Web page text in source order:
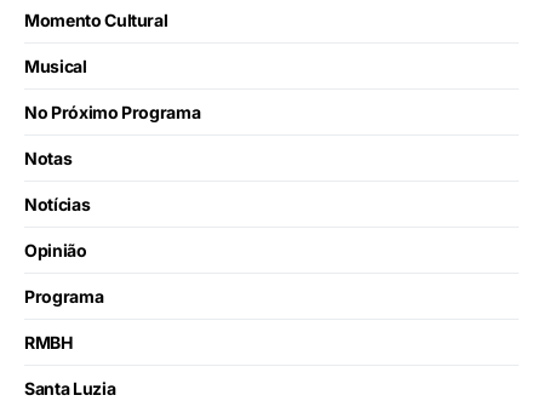
Momento Cultural
Musical
No Próximo Programa
Notas
Notícias
Opinião
Programa
RMBH
Santa Luzia